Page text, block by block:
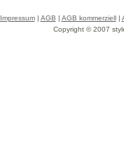
Impressum| AGB | AGB kommerziell|
Copyright © 2007